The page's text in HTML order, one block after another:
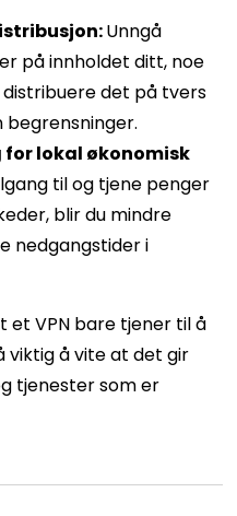
Unngå
på innholdet ditt, noe
det på tvers
begrensninger.
for lokal økonomisk
til og tjene penger
blir du mindre
nedgangstider i
et VPN bare tjener til å
viktig å vite at det gir
tjenester som er